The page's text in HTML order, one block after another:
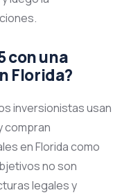
con una
Florida?
inversionistas usan
compran
en Florida como
no son
legales y